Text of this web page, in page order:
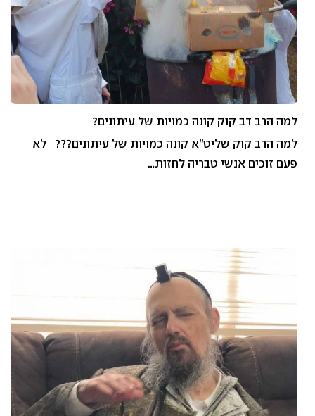
למה הרב דב קוק קונה כמויות של עיתונים?
למה הרב קוק שליט”א קונה כמויות של עיתונים??? לא
פעם זוכים אנשי טבריה לחזות…